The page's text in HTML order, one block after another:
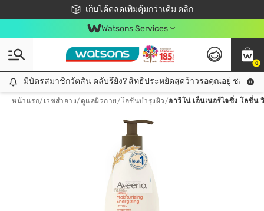
เก็บโค้ดลดเพิ่มคุ้มกว่าเดิม คลิก
ชอปออนไลน์ครั้งแรก ลดเพิ่มจุก ๆ 10%! 🎉
📦ส่งฟรี! เมื่อชอป 499฿
สมาชิกวัตสัน คลับดียังไง?
Watsons Services
0
มีบัตรสมาชิกวัตสัน คลับรึยัง? สิทธิประหยัดสุดว้าวรอคุณอยู่ ชอปคุ้มกว่าเดิม คลิก!
มีบัตรสมาชิกวัตสัน คลับรึยัง? สิทธิประหยัดสุดว้าวรอคุณอยู่ ชอปคุ้มก
หน้าแรก/ เวชสำอาง/ ดูแลผิวกาย/โลชั่นบำรุงผิว/อาวีโน่ เอ็นเนอร์ไจซิ่ง โลชั่